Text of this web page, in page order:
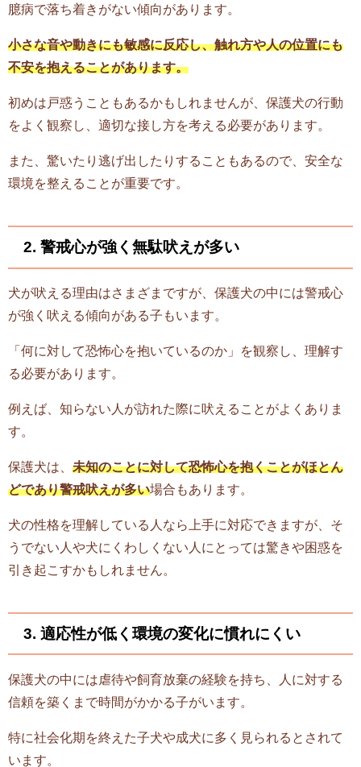
臆病で落ち着きがない傾向があります。
小さな音や動きにも敏感に反応し、触れ方や人の位置にも
不安を抱えることがあります。
初めは戸惑うこともあるかもしれませんが、保護犬の行動
をよく観察し、適切な接し方を考える必要があります。
また、驚いたり逃げ出したりすることもあるので、安全な
環境を整えることが重要です。
2. 警戒心が強く無駄吠えが多い
犬が吠える理由はさまざまですが、保護犬の中には警戒心
が強く吠える傾向がある子もいます。
「何に対して恐怖心を抱いているのか」を観察し、理解す
る必要があります。
例えば、知らない人が訪れた際に吠えることがよくありま
す。
保護犬は、 未知のことに対して恐怖心を抱くことがほとん
どであり警戒吠えが多い場合もあります。
犬の性格を理解している人なら上手に対応できますが、そ
うでない人や犬にくわしくない人にとっては驚きや困惑を
引き起こすかもしれません。
3. 適応性が低く環境の変化に慣れにくい
保護犬の中には虐待や飼育放棄の経験を持ち、人に対する
信頼を築くまで時間がかかる子がいます。
特に社会化期を終えた子犬や成犬に多く見られるとされて
います。